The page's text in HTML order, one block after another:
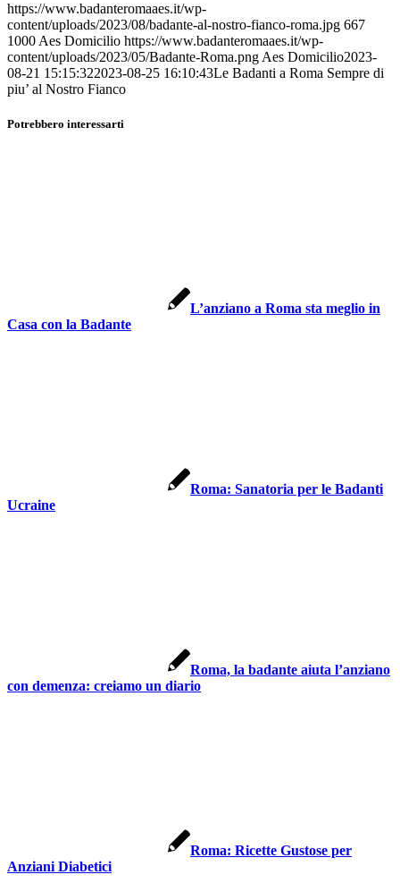
https://www.badanteromaaes.it/wp-
content/uploads/2023/08/badante-al-nostro-fianco-roma.jpg 667
1000 Aes Domicilio https://www.badanteromaaes.it/wp-
content/uploads/2023/05/Badante-Roma.png Aes Domicilio2023-
08-21 15:15:322023-08-25 16:10:43Le Badanti a Roma Sempre di
piu’ al Nostro Fianco
Potrebbero interessarti
L’anziano a Roma sta meglio in
Casa con la Badante
Roma: Sanatoria per le Badanti
Ucraine
Roma, la badante aiuta l’anziano
con demenza: creiamo un diario
Roma: Ricette Gustose per
Anziani Diabetici